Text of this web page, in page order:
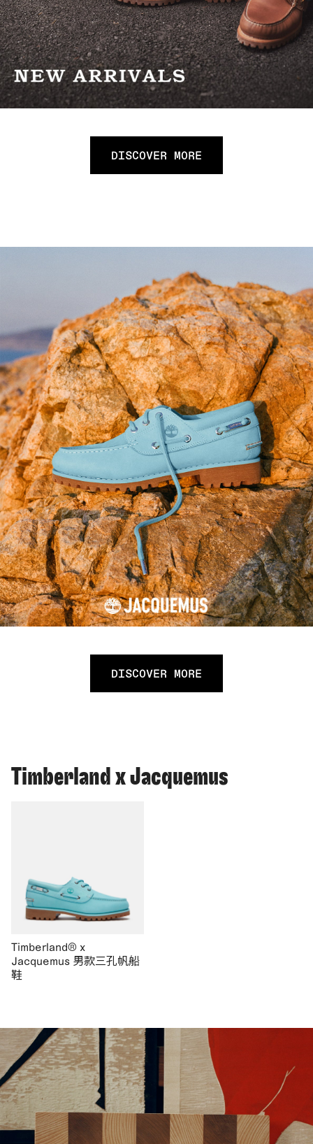
DISCOVER MORE
DISCOVER MORE
Timberland x Jacquemus
Timberland® x
Jacquemus 男款三孔帆船
鞋